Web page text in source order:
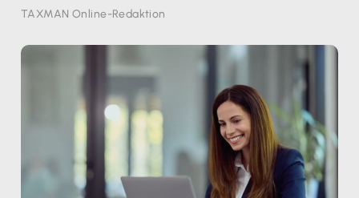
TAXMAN Online-Redaktion